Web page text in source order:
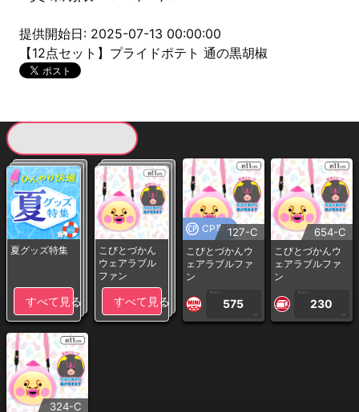
提供開始日: 2025-07-13 00:00:00
【12点セット】プライドポテト 通の黒胡椒
夏グッズ特集
すべて見る
こびとづかん
ウェアラブル
ファン
すべて見る
CP専用127-C
こびとづかんウ
ェアラブルファ
ン
1PLAY
575
CP
654-C
こびとづかんウ
ェアラブルファ
ン
1PLAY
230
CP
324-C